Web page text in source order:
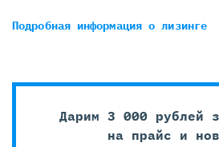
Подробная информацияо лизинге
Дарим 3 000 рублей
на прайс и